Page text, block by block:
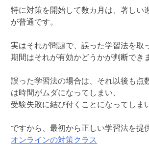
特に対策を開始して数カ月は、著しい
が普通です。
実はそれが問題で、誤った学習法を取
期間はそれが有効かどうかが判断でき
誤った学習法の場合は、それ以後も点
は時間がムダになってしまい、
受験失敗に結び付くことになってしま
ですから、最初から正しい学習法を提
オンラインの対策クラス